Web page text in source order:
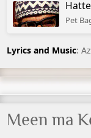
Pet
Lyrics and Music:
Meen ma